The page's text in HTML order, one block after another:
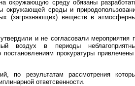
окружающую среду обязаны
окружающей среды и
(загрязняющих) веществ в
и не согласовали мероприятия
воздух в периоды
прокуратуры
по результатам рассмотрения
ответсвенности.